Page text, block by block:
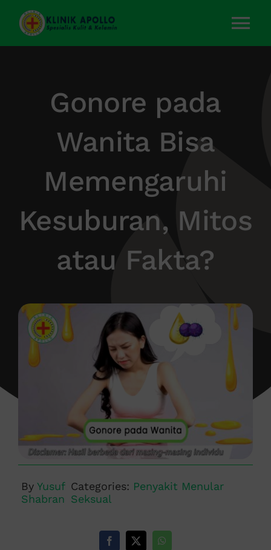
Skip
content
Layanan Kami
Tentang Kami
Kontak Kami
Gonore pada
Wanita Bisa
Memengaruhi
Kesuburan, Mitos
atau Fakta?
By Yusuf
Shabran
Categories: Penyakit Menular
Seksual